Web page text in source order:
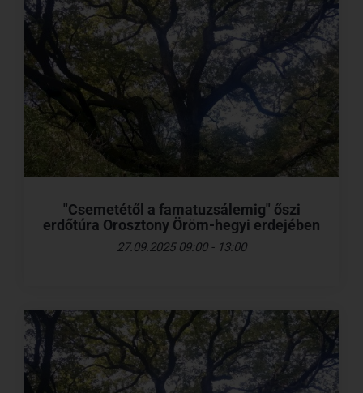
"Csemetétől a famatuzsálemig" őszi
erdőtúra Orosztony Öröm-hegyi erdejében
27.09.2025 09:00 - 13:00